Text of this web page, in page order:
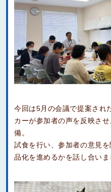
今回は5月の会議で提案され
カーが参加者の声を反映さ
備。
試食を行い、参加者の意見
品化を進めるかを話し合いま